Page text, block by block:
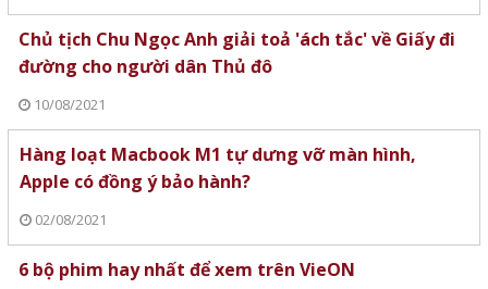
Chủ tịch Chu Ngọc Anh giải toả 'ách tắc' về Giấy đi
đường cho người dân Thủ đô
10/08/2021
Hàng loạt Macbook M1 tự dưng vỡ màn hình,
Apple có đồng ý bảo hành?
02/08/2021
6 bộ phim hay nhất để xem trên VieON